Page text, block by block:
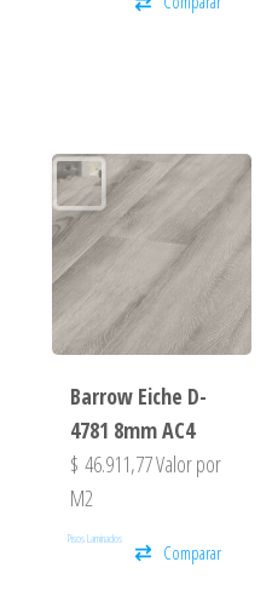
Barrow Eiche D-
4781 8mm AC4
$ 46.911,77Valor por
M2
Pisos Laminados
Comparar